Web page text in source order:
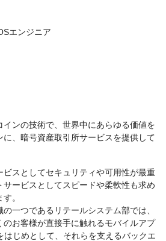
エンジニア
インの技術で、世界中にあらゆる価値を
、暗号資産取引所サービスを提供して
スとしてセキュリティや可用性が最重
ービスとしてスピードや柔軟性も求め
。
一つであるリテールシステム部では、
お客様が直接手に触れるモバイルアプ
はじめとして、それらを支えるバックエ